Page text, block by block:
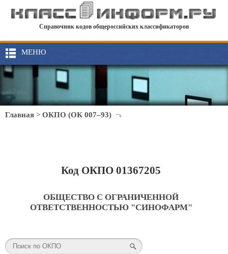
Справочник кодов общероссийских классификаторов
МЕНЮ
Главная > ОКПО (ОК 007–93)
Код ОКПО 01367205
ОБЩЕСТВО С ОГРАНИЧЕННОЙ
ОТВЕТСТВЕННОСТЬЮ "СИНОФАРМ"